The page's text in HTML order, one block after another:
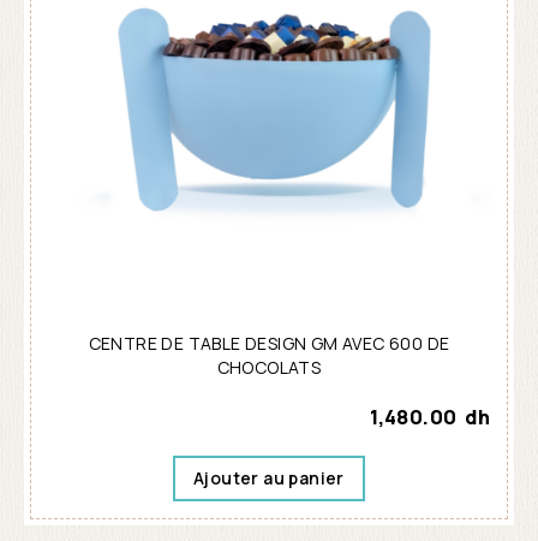
CENTRE DE TABLE DESIGN GM AVEC 600 DE
CHOCOLATS
1,480.00 dh
Ajouter au panier